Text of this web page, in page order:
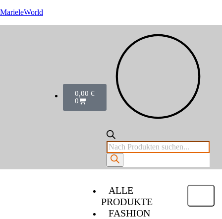
MarieleWorld
0,00 €
0
ALLE
PRODUKTE
FASHION